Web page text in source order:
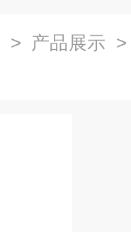
> 产品展示